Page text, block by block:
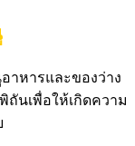
าหารและของว่าง
ถันเพื่อให้เกิดความ